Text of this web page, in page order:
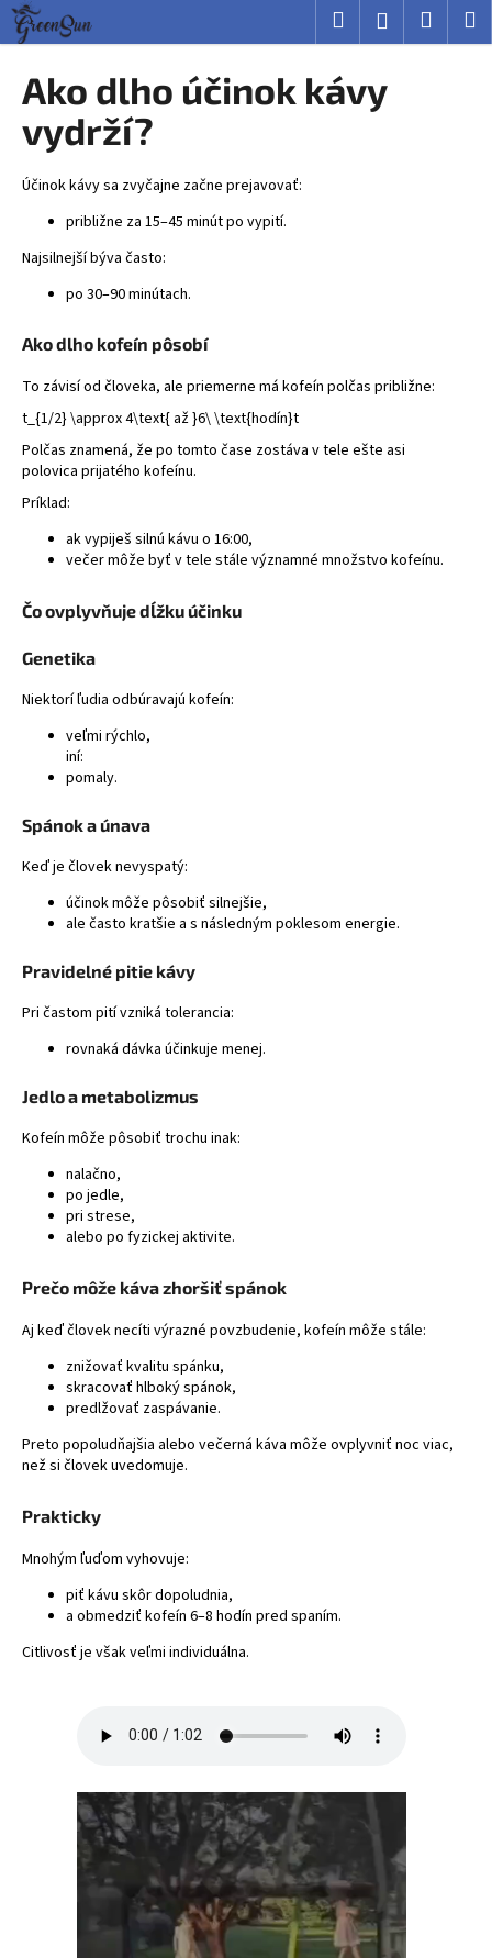
Prejsť
obsah
Hľadať Prihlásenie
Ako dlho účinok kávy
vydrží?
Účinokkávysa zvyčajne začne prejavovať:
približne za 15–45 minút po vypití.
Najsilnejší býva často:
po 30–90 minútach.
Ako dlho kofeín pôsobí
To závisí od človeka, ale priemerne má kofeín polčas približne:
t_{1/2} \approx 4\text{ až }6\ \text{hodín}t
Polčas znamená, že po tomto čase zostáva v tele ešte asi
polovica prijatého kofeínu.
Príklad:
ak vypiješ silnú kávu o 16:00,
večer môže byť v tele stále významné množstvo kofeínu.
Čo ovplyvňuje dĺžku účinku
Genetika
Niektorí ľudia odbúravajú kofeín:
veľmi rýchlo,
iní:
pomaly.
Spánok a únava
Keď je človek nevyspatý:
účinok môže pôsobiť silnejšie,
ale často kratšie a s následným poklesom energie.
Pravidelné pitie kávy
Pri častom pití vzniká tolerancia:
rovnaká dávka účinkuje menej.
Jedlo a metabolizmus
Kofeín môže pôsobiť trochu inak:
nalačno,
po jedle,
pri strese,
alebo po fyzickej aktivite.
Prečo môže káva zhoršiť spánok
Aj keď človek necíti výrazné povzbudenie, kofeín môže stále:
znižovať kvalitu spánku,
skracovať hlboký spánok,
predlžovať zaspávanie.
Preto popoludňajšia alebo večerná káva môže ovplyvniť noc viac,
než si človek uvedomuje.
Prakticky
Mnohým ľuďom vyhovuje:
piť kávu skôr dopoludnia,
a obmedziť kofeín 6–8 hodín pred spaním.
Citlivosť je však veľmi individuálna.
K
o
Č
o
p
r
u
j
e
t
e
n
ť
HĽADAŤ